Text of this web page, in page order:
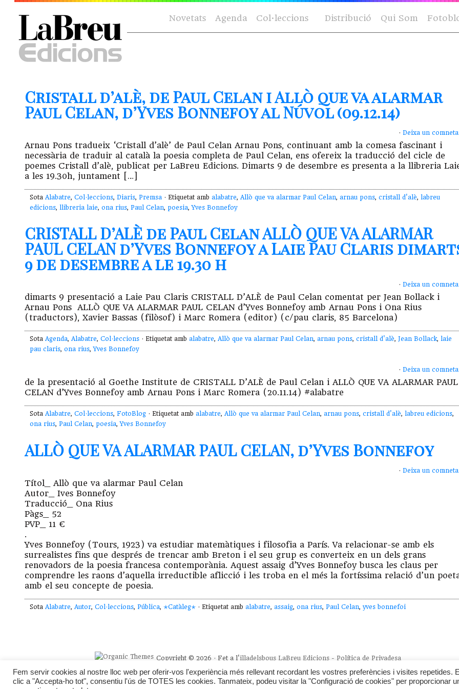
Novetats Agenda Col·leccions Distribució Qui Som
Cristall d’alè, de Paul Celan i Allò que va alarmar
Paul Celan, d’Yves Bonnefoy al Núvol (09.12.14)
· Deixa un
Arnau Pons tradueix ‘Cristall d’alè’ de Paul Celan Arnau Pons, continuant amb la comesa fascinant i
necessària de traduir al català la poesia completa de Paul Celan, ens ofereix la traducció del cicle de
poemes Cristall d’alè, publicat per LaBreu Edicions. Dimarts 9 de desembre es presenta a la llibreria
a les 19.30h, juntament […]
Sota Alabatre, Col·leccions, Diaris, Premsa · Etiquetat amb alabatre, Allò que va alarmar Paul Celan, arnau pons, cristall d'alè, labreu
edicions, llibreria laie, ona rius, Paul Celan, poesia,Yves Bonnefoy
CRISTALL D’ALÈ de Paul Celan ALLÒ QUE VA ALARMAR
PAUL CELAN d’Yves Bonnefoy a Laie Pau Claris
9 de desembre a le 19.30 h
· Deixa un
dimarts 9 presentació a Laie Pau Claris CRISTALL D’ALÈ de Paul Celan comentat per Jean Bollack i
Arnau Pons ALLÒ QUE VA ALARMAR PAUL CELAN d’Yves Bonnefoy amb Arnau Pons i Ona Rius
(traductors), Xavier Bassas (filòsof) i Marc Romera (editor) (c/pau claris, 85 Barcelona)
Sota Agenda, Alabatre, Col·leccions · Etiquetat amb alabatre, Allò que va alarmar Paul Celan, arnau pons, cristall d'alè, Jean Bollack, laie
pau claris, ona rius,Yves Bonnefoy
· Deixa un
de la presentació al Goethe Institute de CRISTALL D’ALÈ de Paul Celan i ALLÒ QUE VA ALARMAR PAUL
CELAN d’Yves Bonnefoy amb Arnau Pons i Marc Romera (20.11.14) #alabatre
Sota Alabatre, Col·leccions, FotoBlog · Etiquetat amb alabatre, Allò que va alarmar Paul Celan, arnau pons, cristall d'alè, labreu edicions,
ona rius, Paul Celan, poesia,Yves Bonnefoy
ALLÒ QUE VA ALARMAR PAUL CELAN, d’Yves Bonnefoy
· Deixa un
Títol_ Allò que va alarmar Paul Celan
Autor_ Ives Bonnefoy
Traducció_ Ona Rius
Pàgs_ 52
PVP_ 11 €
.
Yves Bonnefoy (Tours, 1923) va estudiar matemàtiques i filosofia a París. Va relacionar-se amb els
surrealistes fins que després de trencar amb Breton i el seu grup es converteix en un dels grans
renovadors de la poesia francesa contemporània. Aquest assaig d’Yves Bonnefoy busca les claus per
comprendre les raons d’aquella irreductible aflicció i les troba en el més la fortíssima relació d’un
amb el seu concepte de poesia.
Sota Alabatre, Autor, Col·leccions, Pública, ✭Catàleg✭ · Etiquetat amb alabatre, assaig, ona rius, Paul Celan, yves bonnefoi
Copyright © 2026 · Fet a l'illadelsbous LaBreu Edicions - Política de Privadesa
Fem servir cookies al nostre lloc web per oferir-vos l'experiència més rellevant recordant les vostres preferències i visites repetides.
clic a "Accepta-ho tot", consentiu l'ús de TOTES les cookies. Tanmateix, podeu visitar la "Configuració de cookies" per proporcionar